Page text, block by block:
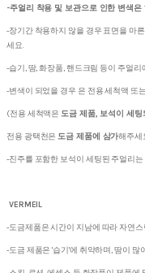
-주얼리 착용 및 보관으로 인한 변색은
-장기간 착용하지 않을 경우 표면을 마
세요.
-습기, 땀, 화장품, 핸드크림 등이 주얼
-변색이 되었을 경우 은 전용 세척액 또
(전용 세척액은도금 제품, 보석이 세
전용 광택천은도금 제품에 삼가해주세
-진주를 포함한 보석이 세팅된 주얼리
VERMEIL
-도금제품은 시간이 지남에 따라 자연
-도금 제품은 '습기'에 취약하며, 땀이